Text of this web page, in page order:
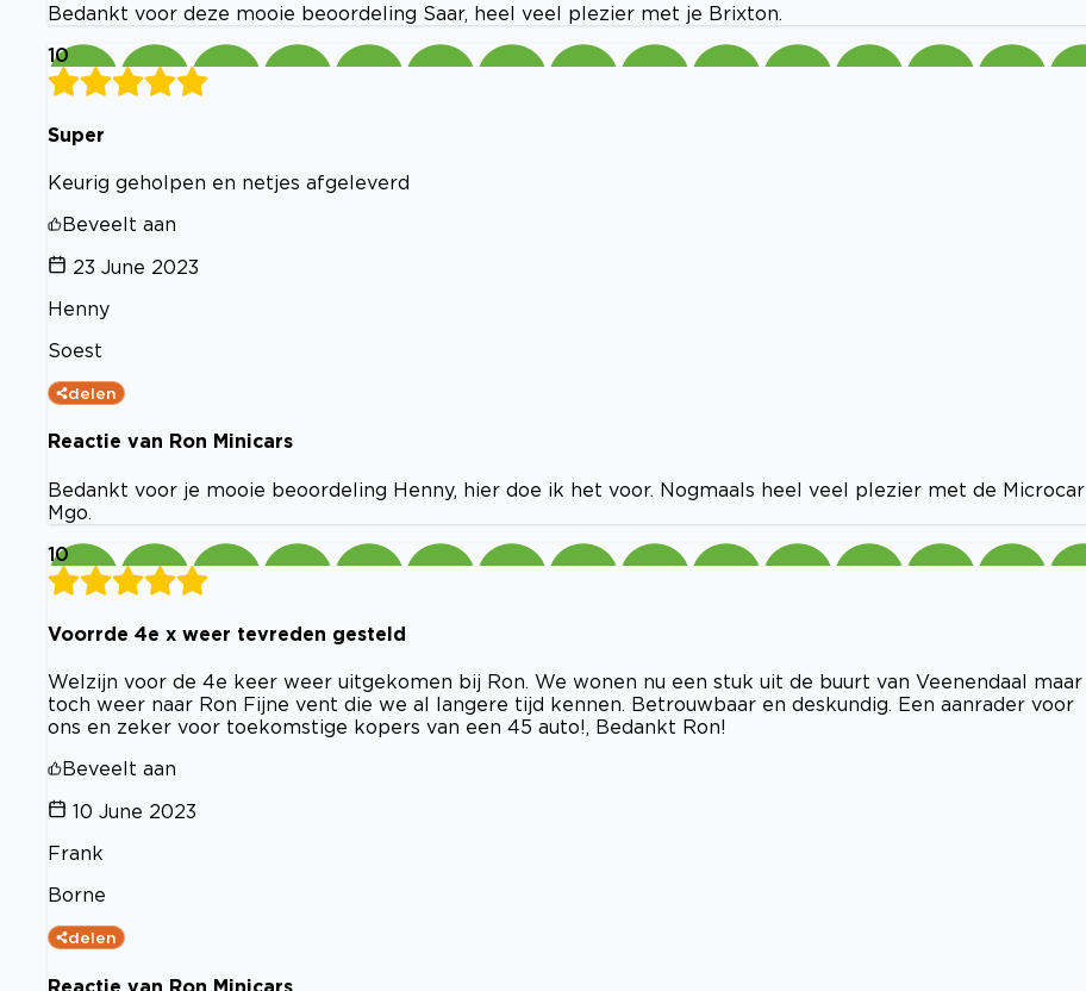
Bedankt voor deze mooie beoordeling Saar, heel veel plezier met je Brixton.
10
Super
Keurig geholpen en netjes afgeleverd
Beveelt aan
23 June 2023
Henny
Soest
delen
Reactie van Ron Minicars
Bedankt voor je mooie beoordeling Henny, hier doe ik het voor. Nogmaals heel veel plezier met de Microcar
Mgo.
10
Voorrde 4e x weer tevreden gesteld
Welzijn voor de 4e keer weer uitgekomen bij Ron. We wonen nu een stuk uit de buurt van Veenendaal maar
toch weer naar Ron Fijne vent die we al langere tijd kennen. Betrouwbaar en deskundig. Een aanrader voor
ons en zeker voor toekomstige kopers van een 45 auto!, Bedankt Ron!
Beveelt aan
10 June 2023
Frank
Borne
delen
Reactie van Ron Minicars